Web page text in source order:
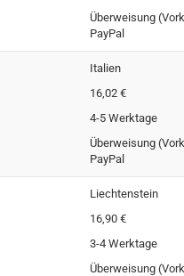
Überweisung
PayPal
Italien
16,02 €
4-5 Werktage
Überweisung
PayPal
Liechtenstein
16,90 €
3-4 Werktage
Überweisung